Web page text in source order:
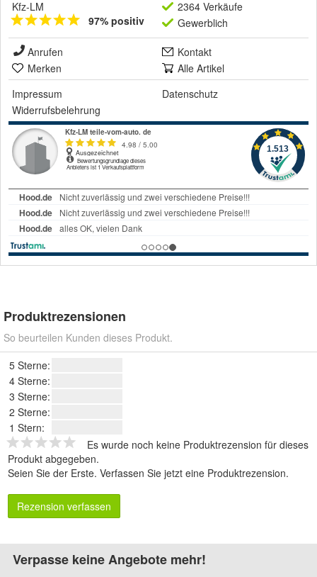
Kfz-LM
97% positiv
2364 Verkäufe
Gewerblich
Anrufen
Kontakt
Merken
Alle Artikel
Impressum
Datenschutz
Widerrufsbelehrung
Produktrezensionen
So beurteilen Kunden dieses Produkt.
5 Sterne:
4 Sterne:
3 Sterne:
2 Sterne:
1 Stern:
Es wurde noch keine Produktrezension für dieses
Produkt abgegeben.
Seien Sie der Erste. Verfassen Sie jetzt eine Produktrezension.
Rezension verfassen
Verpasse keine Angebote mehr!